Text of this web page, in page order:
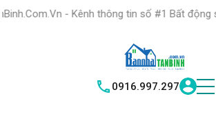
Kênh thông tin số #1 Bất động sản quận
0916.997.297
HỆ THỐNG TRUNG TÂM GIAO DỊCH BĐS TỐT NHẤT QUẬN
TÂN BÌNH VICTORY REAL